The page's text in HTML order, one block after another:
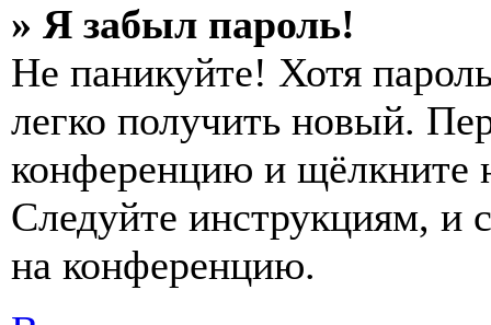
» Я забыл пароль!
Не паникуйте! Хотя
легко получить новый.
конференцию и щёлкните
Следуйте инструкциям, и
на конференцию.